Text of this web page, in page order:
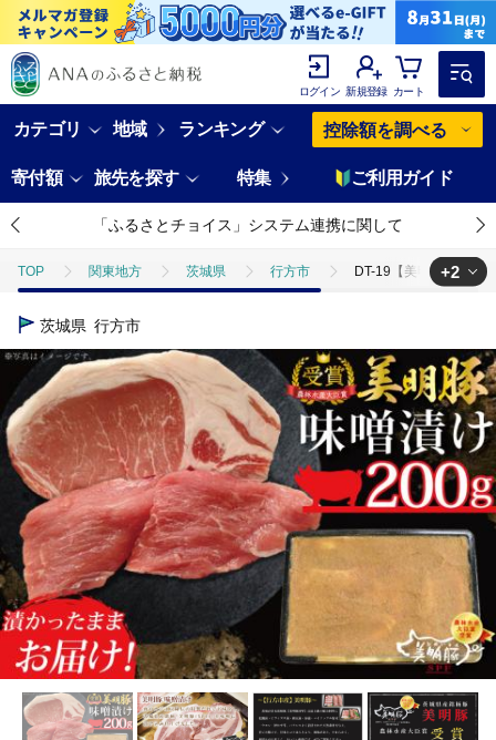
ログイン 新規登録 カート
カテゴリ 地域 ランキング 控除額を調べる
寄付額 旅先を探す 特集 ご利用ガイド
「ふるさとチョイス」システム連携に関して
TOP 関東地方 茨城県 行方市 DT-19【美明豚】味噌
TOP
TOP 肉 豚肉 DT-19【美明豚】味噌漬け200g（ロース100g
+2
茨城県 行方市